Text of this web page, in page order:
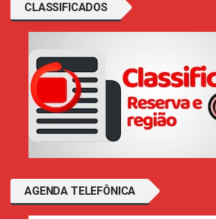
CLASSIFICADOS
AGENDA TELEFÔNICA